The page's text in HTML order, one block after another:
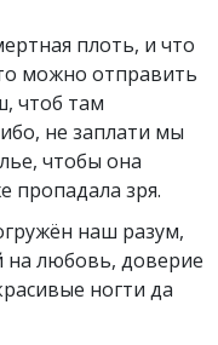
плоть, и что
можно отправить
чтоб там
не заплати мы
чтобы она
пропадала зря.
наш разум,
на любовь, доверие
ногти да